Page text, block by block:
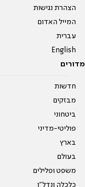
הצהרת נגישות
המייל האדום
עברית
English
מדורים
חדשות
מבזקים
ביטחוני
פוליטי-מדיני
בארץ
בעולם
משפט ופלילים
כלכלה ונדל"ן